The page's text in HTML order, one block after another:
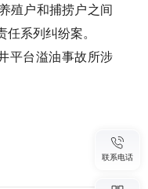
殖户和捕捞户之间
系列纠纷案。
平台溢油事故所涉
联系电话